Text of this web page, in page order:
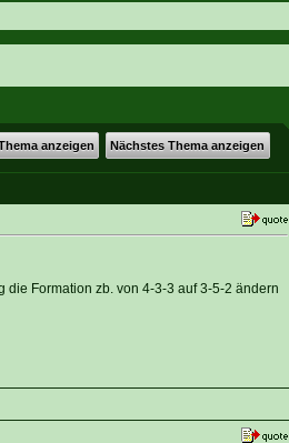
anzeigen Nächstes Thema anzeigen
Formation zb. von 4-3-3 auf 3-5-2 ändern